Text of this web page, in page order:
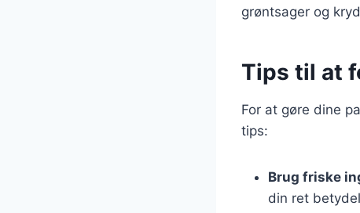
grøntsager og
Tips til at
For at gøre dine
tips:
Brug friske
din ret